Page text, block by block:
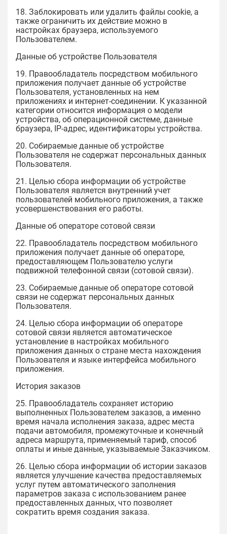
18. Заблокировать или удалить файлы cookie, а
также ограничить их действие можно в
настройках браузера, используемого
Пользователем.
Данные об устройстве Пользователя
19. Правообладатель посредством мобильного
приложения получает данные об устройстве
Пользователя, установленных на нем
приложениях и интернет-соединении. К указанной
категории относится информация о модели
устройства, об операционной системе, данные
браузера, IP-адрес, идентификаторы устройства.
20. Собираемые данные об устройстве
Пользователя не содержат персональных данных
Пользователя.
21. Целью сбора информации об устройстве
Пользователя является внутренний учет
пользователей мобильного приложения, а также
усовершенствования его работы.
Данные об операторе сотовой связи
22. Правообладатель посредством мобильного
приложения получает данные об операторе,
предоставляющем Пользователю услуги
подвижной телефонной связи (сотовой связи).
23. Собираемые данные об операторе сотовой
связи не содержат персональных данных
Пользователя.
24. Целью сбора информации об операторе
сотовой связи является автоматическое
установление в настройках мобильного
приложения данных о стране места нахождения
Пользователя и языке интерфейса мобильного
приложения.
История заказов
25. Правообладатель сохраняет историю
выполненных Пользователем заказов, а именно
время начала исполнения заказа, адрес места
подачи автомобиля, промежуточные и конечный
адреса маршрута, применяемый тариф, способ
оплаты и иные данные, указываемые Заказчиком.
26. Целью сбора информации об истории заказов
является улучшение качества предоставляемых
услуг путем автоматического заполнения
параметров заказа с использованием ранее
предоставленных данных, что позволяет
сократить время создания заказа.